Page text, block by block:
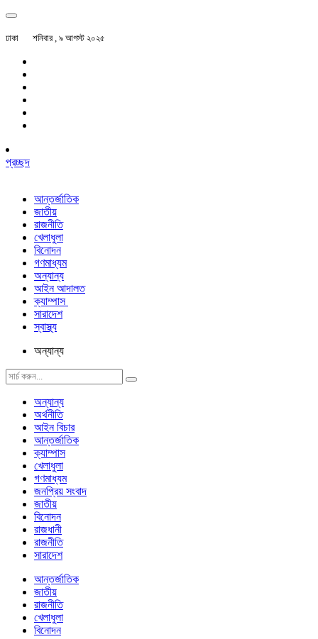
ঢাকা শনিবার , ৯ আগস্ট ২০২৫
প্রচ্ছদ
আন্তর্জাতিক
জাতীয়
রাজনীতি
খেলাধুলা
বিনোদন
গণমাধ্যম
অন্যান্য
আইন আদালত
ক্যাম্পাস
সারাদেশ
স্বাস্থ্য
অন্যান্য
অন্যান্য
অর্থনীতি
আইন বিচার
আন্তর্জাতিক
ক্যাম্পাস
খেলাধুলা
গণমাধ্যম
জনপ্রিয় সংবাদ
জাতীয়
বিনোদন
রাজধানী
রাজনীতি
সারাদেশ
আন্তর্জাতিক
জাতীয়
রাজনীতি
খেলাধুলা
বিনোদন